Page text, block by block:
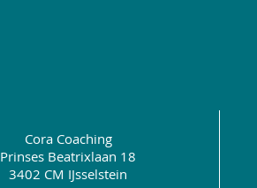
Cora Coaching
Prinses Beatrixlaan 18
3402 CM IJsselstein